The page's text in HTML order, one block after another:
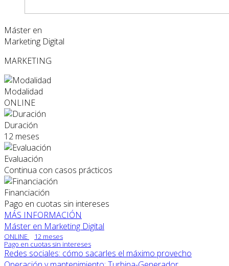
Máster en
Marketing Digital
MARKETING
Modalidad
ONLINE
Duración
12 meses
Evaluación
Continua con casos prácticos
Financiación
Pago en cuotas sin intereses
MÁS INFORMACIÓN
Máster en Marketing Digital
ONLINE
12 meses
Pago en cuotas sin intereses
Redes sociales: cómo sacarles el máximo provecho